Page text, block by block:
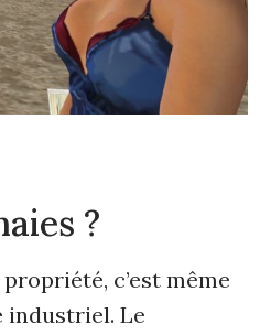
?
c’est même
industriel. Le